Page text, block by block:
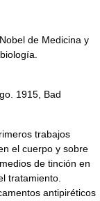
de Medicina y
1915, Bad
trabajos
el cuerpo y sobre
de tinción en
tratamiento.
antipiréticos